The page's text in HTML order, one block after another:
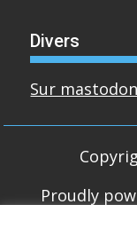
Divers
Sur mastodon
Proudly